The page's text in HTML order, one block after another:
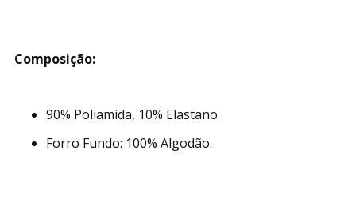
Composição:
90% Poliamida, 10% Elastano.
Forro Fundo: 100% Algodão.